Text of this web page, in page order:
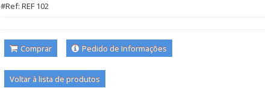
#Ref: REF 102
Comprar Pedido de Informações
Voltar à lista de produtos